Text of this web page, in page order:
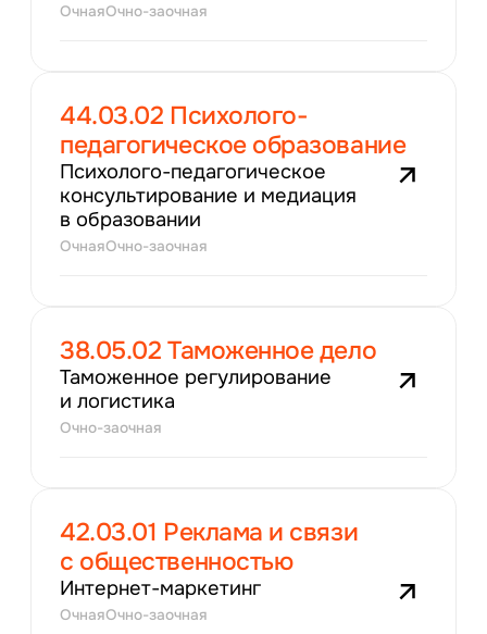
ОчнаяОчно-заочная
44.03.02 Психолого-
педагогическое образование
Психолого-педагогическое
консультирование и медиация
в образовании
ОчнаяОчно-заочная
38.05.02 Таможенное дело
Таможенное регулирование
и логистика
Очно-заочная
42.03.01 Реклама и связи
с общественностью
Интернет-маркетинг
ОчнаяОчно-заочная